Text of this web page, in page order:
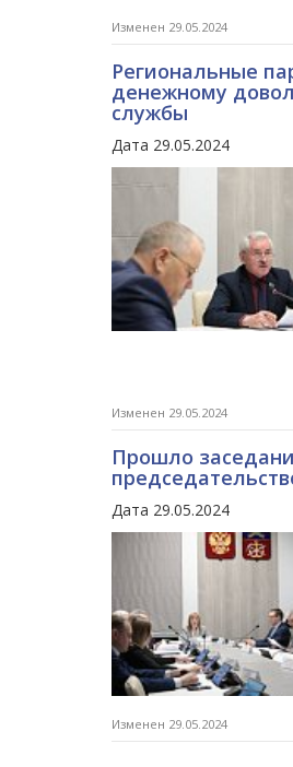
Изменен 29.05.2024
Региональные
денежному
службы
Дата 29.05.2024
Изменен 29.05.2024
Прошло
Дата 29.05.2024
Изменен 29.05.2024